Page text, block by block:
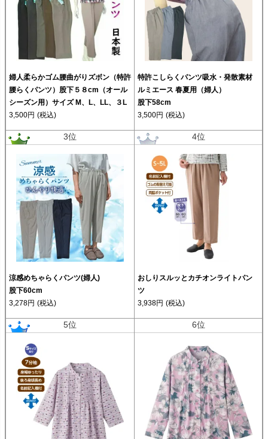
婦人柔らかゴム腰曲がりズボン（特許
腰らくパンツ）股下５８cm（オール
シーズン用）サイズ M、L、LL、３L
3,500円 (税込)
特許こしらくパンツ吸水・発散素材
ルミエース 春夏用（婦人）
股下58cm
3,500円 (税込)
3位
涼感めちゃらくパンツ(婦人)
股下60cm
3,278円 (税込)
4位
おしりスルッとカチオンライトパン
ツ
3,938円 (税込)
5位 6位